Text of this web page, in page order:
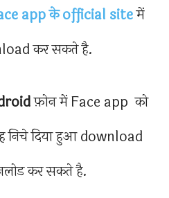
app के official siteमें
कर सकते है.
फ़ोन में Face app को
निचे दिया हुआ download
कर सकते है.